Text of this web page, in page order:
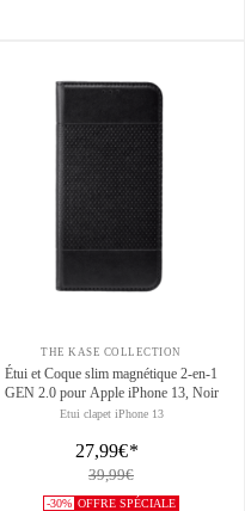
THE KASE COLLECTION
Étui et Coque slim magnétique 2-en-1
GEN 2.0 pour Apple iPhone 13, Noir
Etui clapet iPhone 13
27,99€*
39,99€
-30% OFFRE SPÉCIALE